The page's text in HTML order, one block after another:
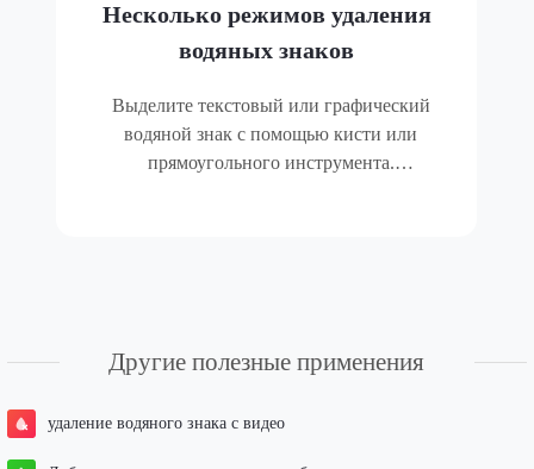
Несколько режимов удаления
водяных знаков
Выделите текстовый или графический
водяной знак с помощью кисти или
прямоугольного инструмента.
Другие полезные применения
удаление водяного знака с видео